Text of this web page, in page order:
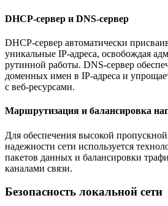
DHCP-сервер и DNS-сервер
DHCP-сервер автоматически
уникальные IP-адреса, освобождая
рутинной работы. DNS-сервер
доменных имен в IP-адреса и
с веб-ресурсами.
Маршрутизация и балансировка
Для обеспечения высокой
надежности сети используется
пакетов данных и балансировки
каналами связи.
Безопасность локальной сети